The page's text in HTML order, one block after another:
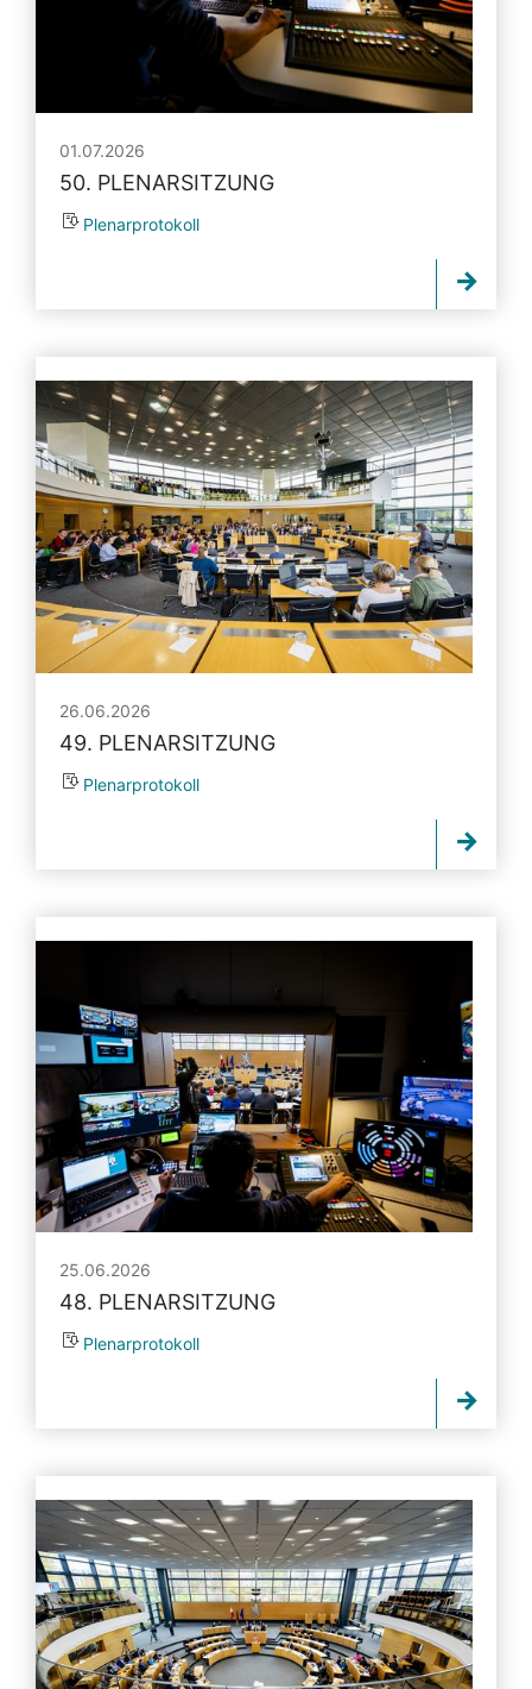
01.07.2026
50. PLENARSITZUNG
Plenarprotokoll
26.06.2026
49. PLENARSITZUNG
Plenarprotokoll
25.06.2026
48. PLENARSITZUNG
Plenarprotokoll